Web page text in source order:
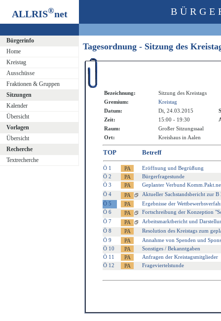
ALLRIS®net
Bürgerinfo
Home
Kreistag
Ausschüsse
Fraktionen & Gruppen
Sitzungen
Kalender
Übersicht
Vorlagen
Übersicht
Recherche
Textrecherche
Tagesordnung - Sitzung des
Bezeichnung:
Sitzung des Kreistags
Gremium:
Kreistag
Datum:
Di, 24.03.2015
Zeit:
15:00 - 19:30
Raum:
Großer Sitzungssaal
Ort:
Kreishaus in Aalen
TOP Betreff
Ö 1
Eröffnung und Begrüßung
Ö 2
Bürgerfragestunde
Ö 3
Geplanter Verbund
Ö 4
Aktueller Sachstandsbericht zur
Ö 5
Ergebnisse der
Ö 6
Fortschreibung der Konzeption
Ö 7
Arbeitsmarktbericht und
Ö 8
Resolution des Kreistags zum
Ö 9
Annahme von Spenden und
Ö 10
Sonstiges / Bekanntgaben
Ö 11
Anfragen der Kreistagsmitglieder
Ö 12
Frageviertelstunde